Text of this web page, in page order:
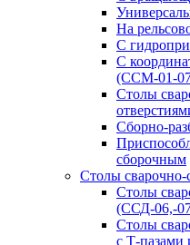
На
С
С
(ССМ-01-
Столы
Сборно-
сборочным
Столы
Столы
(ССД-06,-
Столы
с Т-пазами